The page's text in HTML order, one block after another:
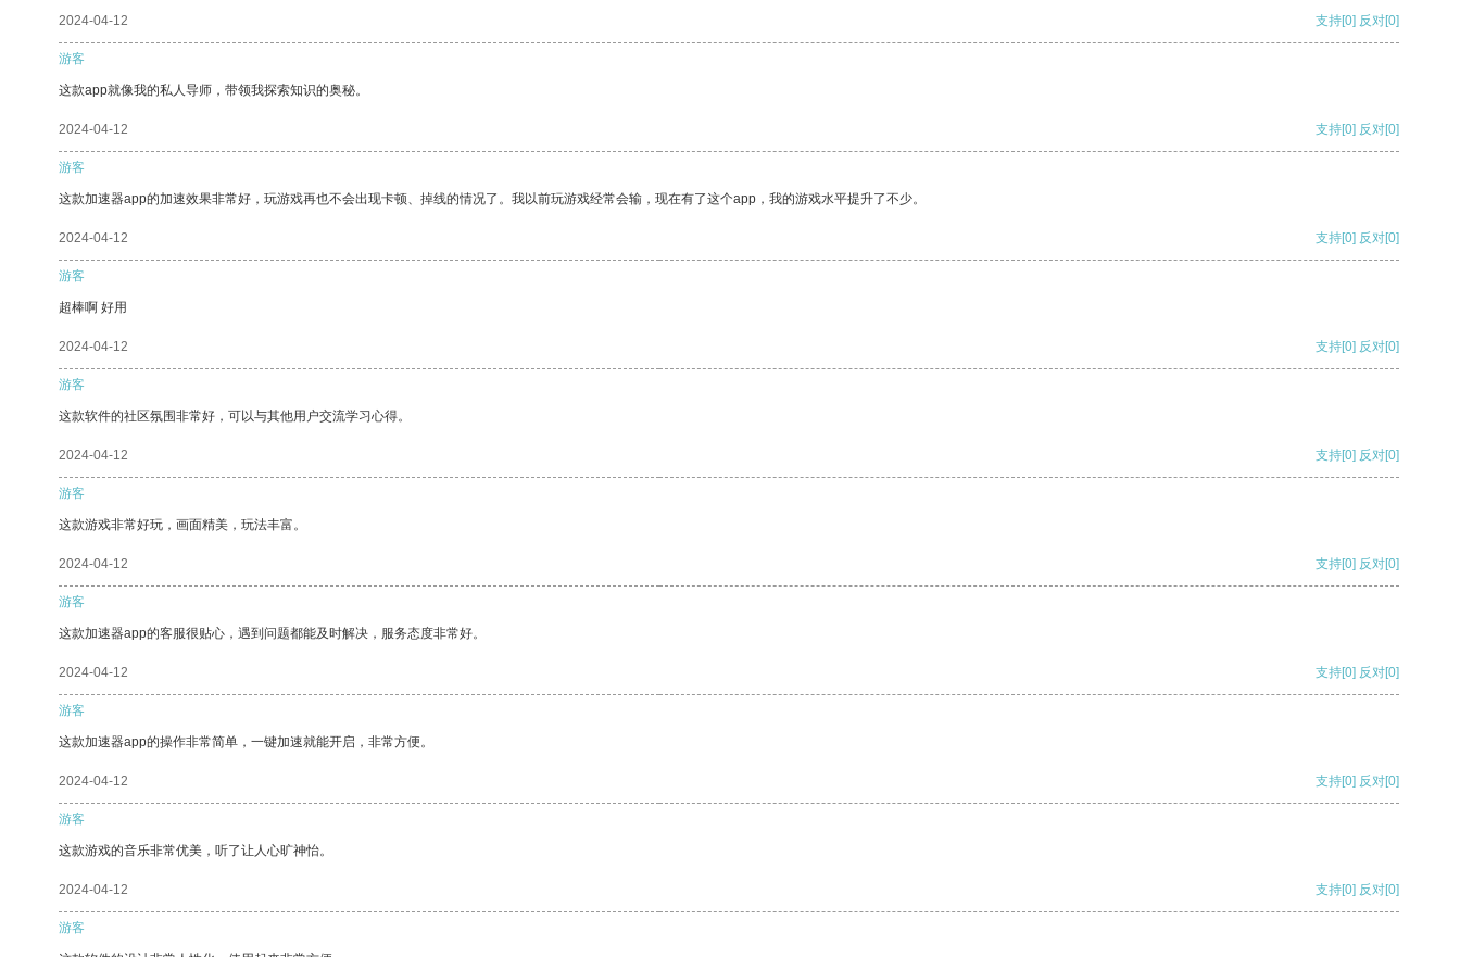
2024-04-12 支持[0] 反对[0]
游客
这款app就像我的私人导师，带领我探索知识的奥秘。
2024-04-12 支持[0] 反对[0]
游客
这款加速器app的加速效果非常好，玩游戏再也不会出现卡顿、掉线的情况了。我以前玩游戏经常会输，现在有了这个app，我的游戏水平提升了不少。
2024-04-12 支持[0] 反对[0]
游客
超棒啊 好用
2024-04-12 支持[0] 反对[0]
游客
这款软件的社区氛围非常好，可以与其他用户交流学习心得。
2024-04-12 支持[0] 反对[0]
游客
这款游戏非常好玩，画面精美，玩法丰富。
2024-04-12 支持[0] 反对[0]
游客
这款加速器app的客服很贴心，遇到问题都能及时解决，服务态度非常好。
2024-04-12 支持[0] 反对[0]
游客
这款加速器app的操作非常简单，一键加速就能开启，非常方便。
2024-04-12 支持[0] 反对[0]
游客
这款游戏的音乐非常优美，听了让人心旷神怡。
2024-04-12 支持[0] 反对[0]
游客